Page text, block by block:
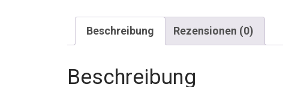
Beschreibung Rezensionen (0)
Beschreibung